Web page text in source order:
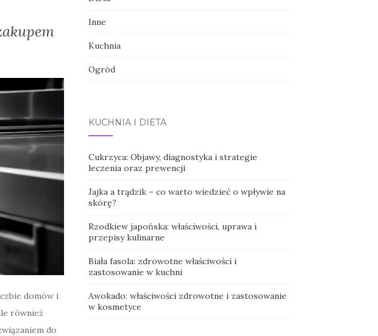
domów i
również
do
Inne
Kuchnia
Ogród
KUCHNIA I DIETA
Cukrzyca: Objawy, diagnostyka i strategie
leczenia oraz prewencji
Jajka a trądzik – co warto wiedzieć o wpływie na
skórę?
Rzodkiew japońska: właściwości, uprawa i
przepisy kulinarne
Biała fasola: zdrowotne właściwości i
zastosowanie w kuchni
Awokado: właściwości zdrowotne i zastosowanie
w kosmetyce